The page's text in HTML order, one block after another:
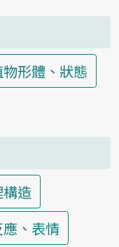
形體、狀態
造
應、表情